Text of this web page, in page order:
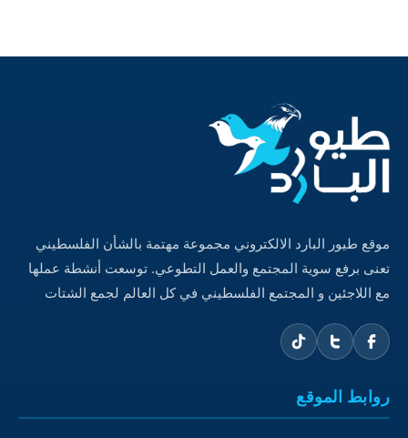
موقع طيور البارد الالكتروني مجموعة مهتمة بالشأن الفلسطيني
تعنى برفع سوية المجتمع والعمل التطوعي. توسعت أنشطة عملها
مع اللاجئين و المجتمع الفلسطيني في كل العالم لجمع الشتات
روابط الموقع